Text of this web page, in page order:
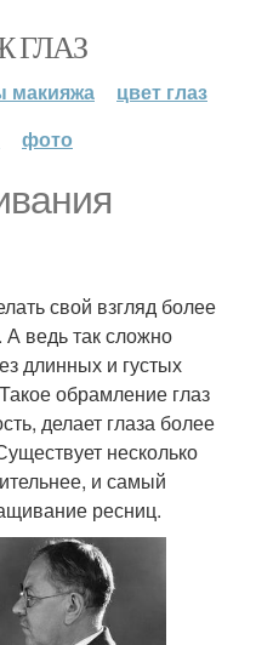
макияжа
цвет глаз
фото
свой взгляд более
ведь так сложно
длинных и густых
обрамление глаз
делает глаза более
несколько
и самый
ресниц.